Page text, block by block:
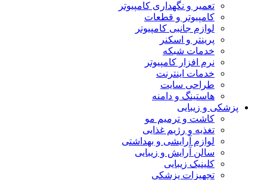
تعمیر و نگهداری کامپیوتر
کامپیوتر و قطعات
لوازم جانبی کامپیوتر
پرینتر و اسکنر
خدمات شبکه
نرم افزار کامپیوتر
خدمات اینترنت
طراحی سایت
هاستینگ و دامنه
پزشکی و زیبایی
کاشت و ترمیم مو
تغذیه و رژیم غذایی
لوازم آرایشی و بهداشتی
سالن آرایش و زیبایی
کلینیک زیبایی
تجهیزات پزشکی